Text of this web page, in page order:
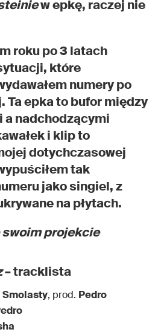
w epkę, raczej nie
roku po 3 latach
które
numery po
Ta epka to bufor między
nadchodzącymi
i klip to
dotychczasowej
tak
jako singiel, z
na płytach.
swoim projekcie
– tracklista
Smolasty, prod. Pedro